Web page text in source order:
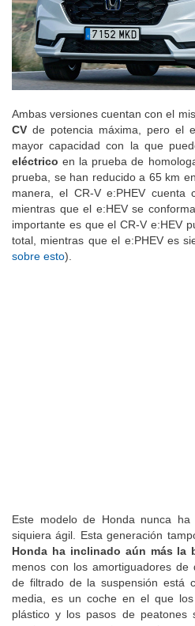
Ambas versiones cuentan con el
CV de potencia máxima, pero el
mayor capacidad con la que
eléctrico en la prueba de
prueba, se han reducido a 65 km
manera, el CR-V e:PHEV
mientras que el e:HEV se
importante es que el CR-V e:HEV
total, mientras que el e:PHEV es
sobre esto).
Este modelo de Honda nunca
siquiera ágil. Esta generación
Honda ha inclinado aún más la
menos con los amortiguadores de
de filtrado de la suspensión está
media, es un coche en el que
plástico y los pasos de peatones